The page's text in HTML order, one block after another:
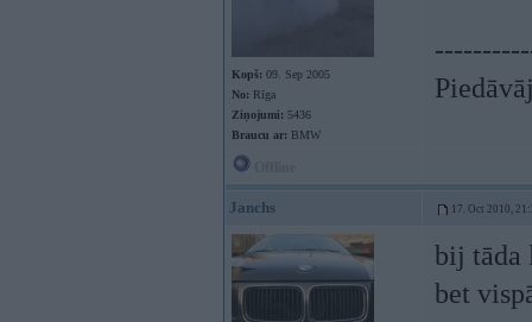
Kopš: 09. Sep 2005
No: Rīga
Ziņojumi: 5436
Braucu ar: BMW
Janchs 17. Oct 2010,
bij tāda
bet